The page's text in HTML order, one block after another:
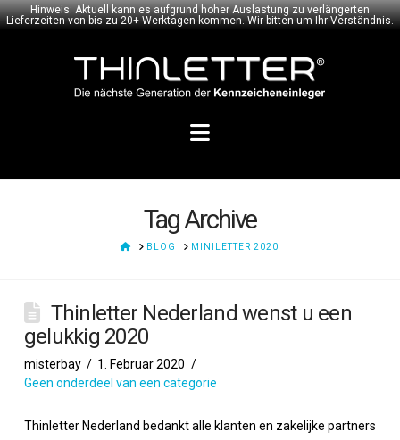
Hinweis: Aktuell kann es aufgrund hoher Auslastung zu verlängerten
Lieferzeiten von bis zu 20+ Werktagen kommen. Wir bitten um Ihr Verständnis.
Navigation
Tag Archive
HOMEBLOG MINILETTER 2020
Thinletter Nederland wenst u een
gelukkig 2020
misterbay
1. Februar 2020
Geen onderdeel van een categorie
Thinletter Nederland bedankt alle klanten en zakelijke partners